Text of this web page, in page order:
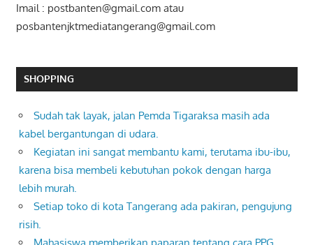
Imail : postbanten@gmail.com atau
posbantenjktmediatangerang@gmail.com
SHOPPING
Sudah tak layak, jalan Pemda Tigaraksa masih ada
kabel bergantungan di udara.
Kegiatan ini sangat membantu kami, terutama ibu-ibu,
karena bisa membeli kebutuhan pokok dengan harga
lebih murah.
Setiap toko di kota Tangerang ada pakiran, pengujung
risih.